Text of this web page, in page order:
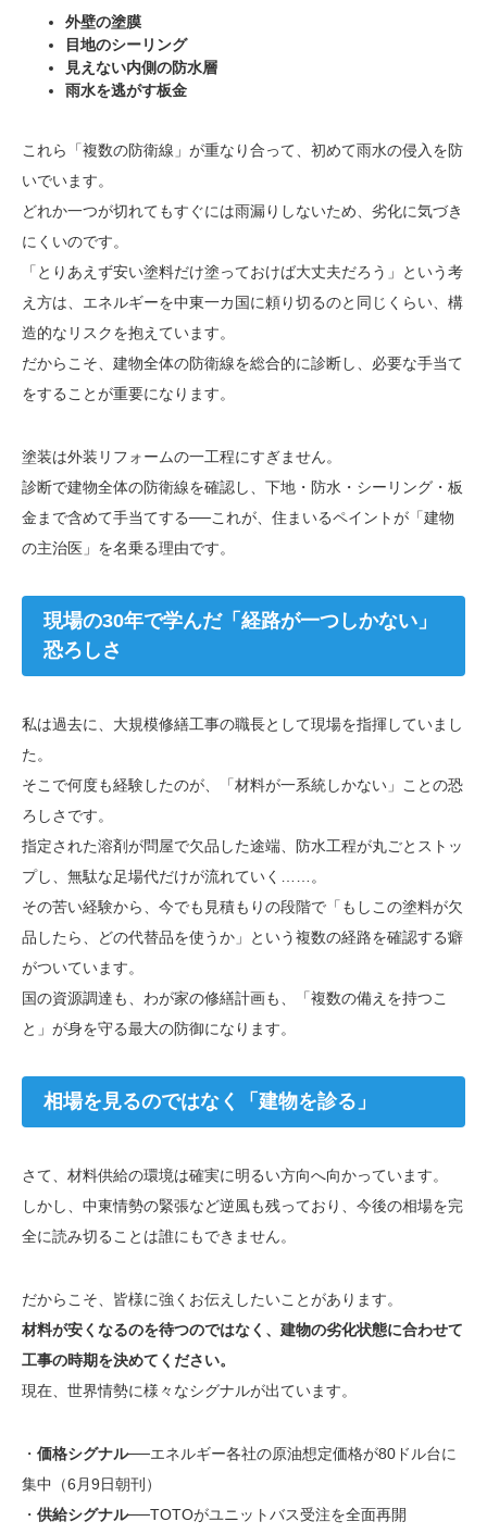
外壁の塗膜
目地のシーリング
見えない内側の防水層
雨水を逃がす板金
これら「複数の防衛線」が重なり合って、初めて雨水の侵入を防
いでいます。
どれか一つが切れてもすぐには雨漏りしないため、劣化に気づき
にくいのです。
「とりあえず安い塗料だけ塗っておけば大丈夫だろう」という考
え方は、エネルギーを中東一カ国に頼り切るのと同じくらい、構
造的なリスクを抱えています。
だからこそ、建物全体の防衛線を総合的に診断し、必要な手当て
をすることが重要になります。
塗装は外装リフォームの一工程にすぎません。
診断で建物全体の防衛線を確認し、下地・防水・シーリング・板
金まで含めて手当てする──これが、住まいるペイントが「建物
の主治医」を名乗る理由です。
現場の30年で学んだ「経路が一つしかない」
恐ろしさ
私は過去に、大規模修繕工事の職長として現場を指揮していまし
た。
そこで何度も経験したのが、「材料が一系統しかない」ことの恐
ろしさです。
指定された溶剤が問屋で欠品した途端、防水工程が丸ごとストッ
プし、無駄な足場代だけが流れていく……。
その苦い経験から、今でも見積もりの段階で「もしこの塗料が欠
品したら、どの代替品を使うか」という複数の経路を確認する癖
がついています。
国の資源調達も、わが家の修繕計画も、「複数の備えを持つこ
と」が身を守る最大の防御になります。
相場を見るのではなく「建物を診る」
さて、材料供給の環境は確実に明るい方向へ向かっています。
しかし、中東情勢の緊張など逆風も残っており、今後の相場を完
全に読み切ることは誰にもできません。
だからこそ、皆様に強くお伝えしたいことがあります。
材料が安くなるのを待つのではなく、建物の劣化状態に合わせて
工事の時期を決めてください。
現在、世界情勢に様々なシグナルが出ています。
・ 価格シグナル──エネルギー各社の原油想定価格が80ドル台に
集中（6月9日朝刊）
・ 供給シグナル──TOTOがユニットバス受注を全面再開